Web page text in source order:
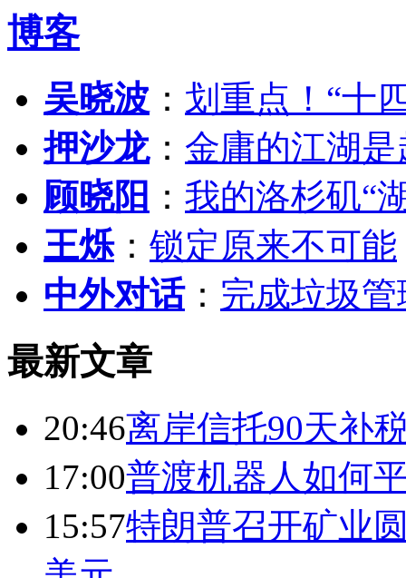
博客
吴晓波 ： 划重点！“十
押沙龙： 金庸的江湖
顾晓阳 ： 我的洛杉矶“
王烁： 锁定原来不可能
中外对话： 完成垃圾管
最新文章
20:46离岸信托90天补
17:00普渡机器人如何
15:57特朗普召开矿业